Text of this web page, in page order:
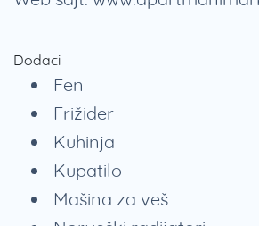
Dodaci
Fen
Frižider
Kuhinja
Kupatilo
Mašina za veš